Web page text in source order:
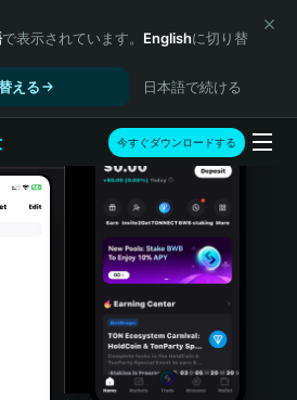
で表示されています。 Englishに切り替
える
日本語で続ける
今すぐダウンロードする